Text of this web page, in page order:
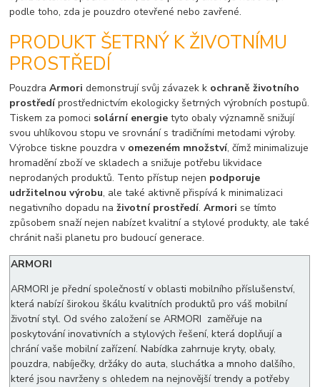
podle toho, zda je pouzdro otevřené nebo zavřené.
PRODUKT ŠETRNÝ K ŽIVOTNÍMU
PROSTŘEDÍ
PouzdraArmoridemonstrují svůj závazek k ochraně životního
prostředíprostřednictvím ekologicky šetrných výrobních postupů.
Tiskem za pomoci solární energie tyto obaly významně snižují
svou uhlíkovou stopu ve srovnání s tradičními metodami výroby.
Výrobce tiskne pouzdra v omezeném množství, čímž minimalizuje
hromadění zboží ve skladech a snižuje potřebu likvidace
neprodaných produktů. Tento přístup nejen podporuje
udržitelnou výrobu, ale také aktivně přispívá k minimalizaci
negativního dopadu naživotní prostředí.Armori se tímto
způsobem snaží nejen nabízet kvalitní a stylové produkty, ale také
chránit naši planetu pro budoucí generace.
ARMORI
ARMORI je přední společností v oblasti mobilního příslušenství,
která nabízí širokou škálu kvalitních produktů pro váš mobilní
životní styl. Od svého založení se ARMORI zaměřuje na
poskytování inovativních a stylových řešení, která doplňují a
chrání vaše mobilní zařízení. Nabídka zahrnuje kryty, obaly,
pouzdra, nabíječky, držáky do auta, sluchátka a mnoho dalšího,
které jsou navrženy s ohledem na nejnovější trendy a potřeby